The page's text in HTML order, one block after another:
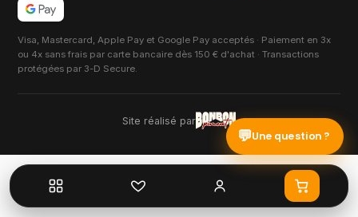
Visa, Mastercard, Apple Pay et Google Pay acceptés · Paiement en 3x
ou 4x sans frais par carte bancaire dès 150 € d'achat · Transactions
protégées par 3-D Secure.
Site réalisé par
💬Une question ?